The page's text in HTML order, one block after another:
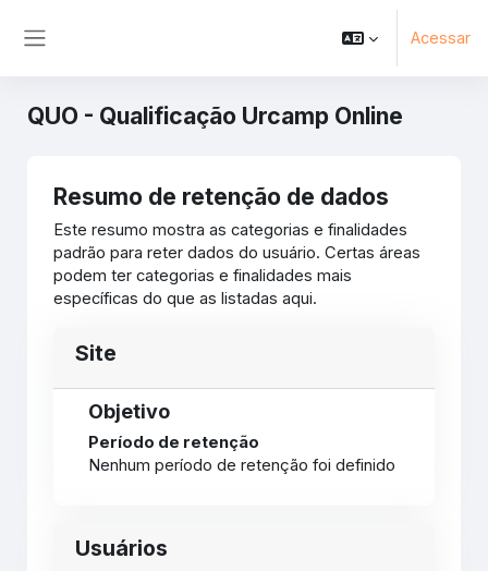
Acessar
QUO - Qualificação Urcamp Online
Resumo de retenção de dados
Este resumo mostra as categorias e finalidades
padrão para reter dados do usuário. Certas áreas
podem ter categorias e finalidades mais
específicas do que as listadas aqui.
Site
Objetivo
Período de retenção
Nenhum período de retenção foi definido
Usuários